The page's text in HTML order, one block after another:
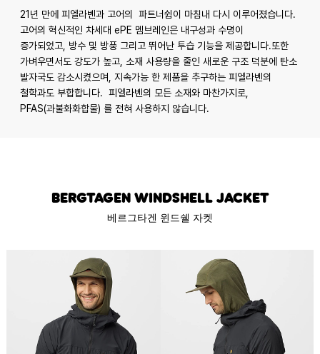
21년 만에 피엘라벤과 고어의 파트너쉽이 마침내 다시 이루어졌습니다.
고어의 혁신적인 차세대 ePE 멤브레인은 내구성과 수명이
증가되었고, 방수 및 방풍 그리고 뛰어난 투습 기능을 제공합니다.또한
가벼우면서도 강도가 높고, 소재 사용량을 줄인 새로운 구조 덕분에 탄소
발자국도 감소시켰으며, 지속가능 한 제품을 추구하는 피엘라벤의
철학과도 부합합니다. 피엘라벤의 모든 소재와 마찬가지로,
PFAS(과불화화합물) 를 전혀 사용하지 않습니다.
Bergtagen Windshell Jacket
베르그타겐 윈드쉘 자켓